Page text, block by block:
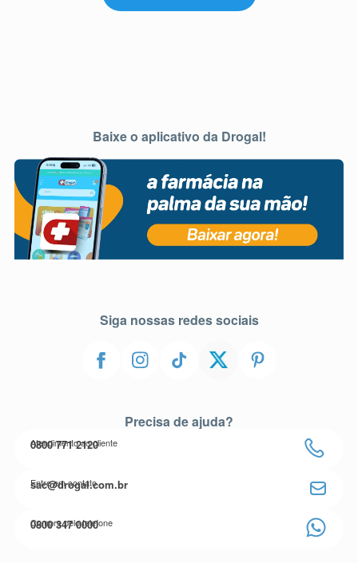
Baixe o aplicativo da Drogal!
Siga nossas redes sociais
Precisa de ajuda?
Atendimento ao cliente
0800 771 2120
Entre em contato
sac@drogal.com.br
Compre pelo telefone
0800 347 0000